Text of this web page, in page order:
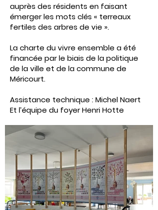
auprès des résidents en faisant
émerger les mots clés « terreaux
fertiles des arbres de vie ».
La charte du vivre ensemble a été
financée par le biais de la politique
de la ville et de la commune de
Méricourt.
Assistance technique : Michel Naert
Et l’équipe du foyer Henri Hotte